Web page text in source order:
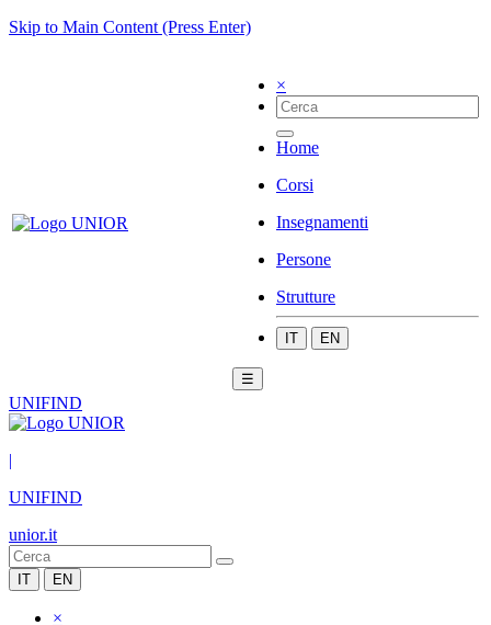
Skip to Main Content (Press Enter)
×
Home
Corsi
Insegnamenti
Persone
Strutture
IT EN
☰
UNIFIND
|
UNIFIND
unior.it
IT EN
×